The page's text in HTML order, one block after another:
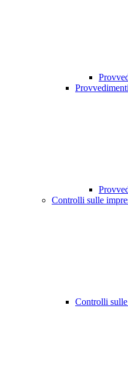
Controlli sulle
Controlli